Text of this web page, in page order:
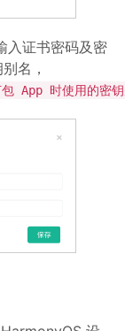
入证书密码及密
名，
App 时使用的密